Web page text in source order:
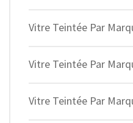
Vitre Teintée Par
Vitre Teintée Par
Vitre Teintée Par